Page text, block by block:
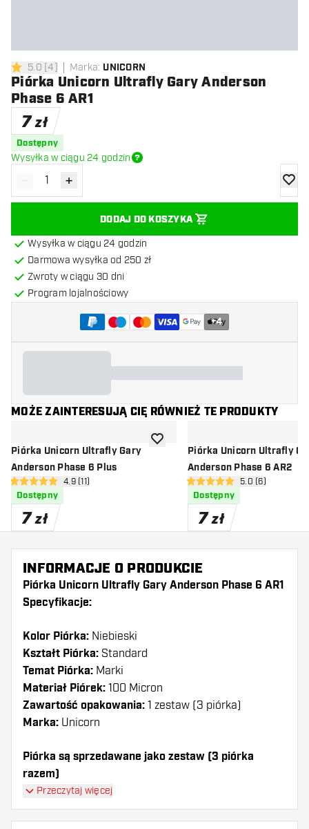
5 gwiazdki oceny
5.0 [4] Marka: UNICORN
Piórka Unicorn Ultrafly Gary Anderson
Phase 6 AR1
7 zł
Dostępny
Wysyłka w ciągu 24 godzin
Zmniejsz ilość
- Zwiększ ilość
+
DODAJ DO KOSZYKA
Wysyłka w ciągu 24 godzin
Darmowa wysyłka od 250 zł
Zwroty w ciągu 30 dni
Program lojalnościowy
+4
MOŻE ZAINTERESUJĄ CIĘ RÓWNIEŻ TE PRODUKTY
Piórka Unicorn Ultrafly Gary
Anderson Phase 6 Plus
otwórz panel recenzji
4.9 gwiazdki oceny
4.9 (11)
Dostępny
7 zł
dodaj do listy życzeń
Piórka Unicorn Ultrafly
Anderson Phase 6 AR2
otwórz panel
5 gwiazdki oceny5.0 (6)
Dostępny
7 zł
INFORMACJE O PRODUKCIE
Piórka Unicorn Ultrafly Gary Anderson Phase 6 AR1
Specyfikacje:
Kolor Piórka: Niebieski
Kształt Piórka: Standard
Temat Piórka: Marki
Materiał Piórek: 100 Micron
Zawartość opakowania: 1 zestaw (3 piórka)
Marka: Unicorn
Piórka są sprzedawane jako zestaw (3 piórka
razem)
Dartshopper tip!
Przeczytaj więcej